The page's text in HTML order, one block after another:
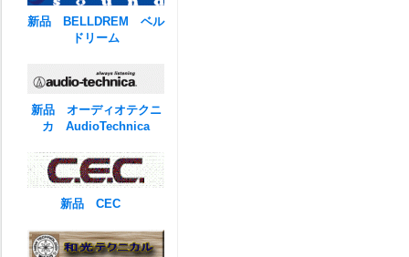
新品 BELLDREM ベル
ドリーム
新品 オーディオテクニ
カ AudioTechnica
新品 CEC